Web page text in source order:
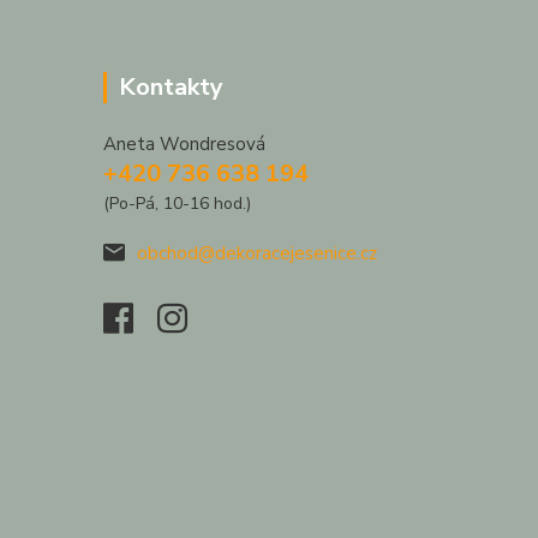
Kontakty
Aneta Wondresová
+420 736 638 194
(Po-Pá, 10-16 hod.)
obchod@dekoracejesenice.cz